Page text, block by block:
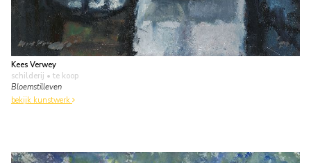
Kees Verwey
schilderij • te koop
Bloemstilleven
bekijk kunstwerk